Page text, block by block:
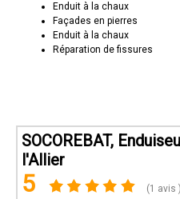
Enduit à la chaux
Façades en pierres
Enduit à la chaux
Réparation de fissures
SOCOREBAT,
l'Allier
5 (1 avis )